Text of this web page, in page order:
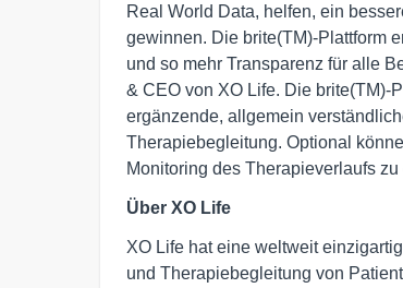
Real World Data, helfen, ein
gewinnen. Die brite(TM)-Plattform
und so mehr Transparenz für alle
& CEO von XO Life. Die brite(TM)-
ergänzende, allgemein
Therapiebegleitung. Optional
Monitoring des Therapieverlaufs zu
Über XO Life
XO Life hat eine weltweit
und Therapiebegleitung von